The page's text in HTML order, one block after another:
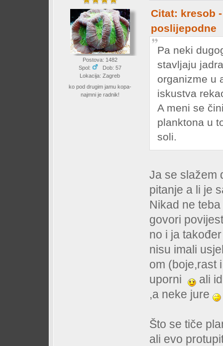
Postova: 1482
Spol:
Dob: 57
Lokacija: Zagreb
ko pod drugim jamu kopa-
najmni je radnik!
Citat: kresob
poslijepodne
Pa neki
stavljaju
organizme u
iskustva
A meni se
planktona u
soli.
Ja se slažem
pitanje a li je
Nikad ne
govori
no i ja
nisu imali
om (boje,rast
uporni
ali
,a neke jure
Što se tiče
ali evo